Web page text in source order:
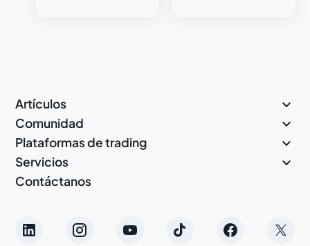
Artículos 
Comunidad 
Plataformas de trading 
Servicios 
Contáctanos